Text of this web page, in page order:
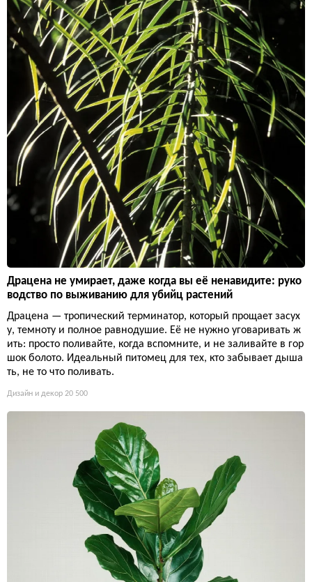
Драцена не умирает, даже когда вы её ненавидите: руко
водство по выживанию для убийц растений
Драцена — тропический терминатор, который прощает засух
у, темноту и полное равнодушие. Её не нужно уговаривать ж
ить: просто поливайте, когда вспомните, и не заливайте в гор
шок болото. Идеальный питомец для тех, кто забывает дыша
ть, не то что поливать.
Дизайн и декор 20 500